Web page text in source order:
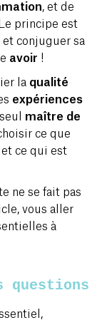
, et de
principe est
et conjuguer sa
avoir !
la qualité
expériences
maître de
ce que
ce qui est
ne se fait pas
vous aller
à
questions